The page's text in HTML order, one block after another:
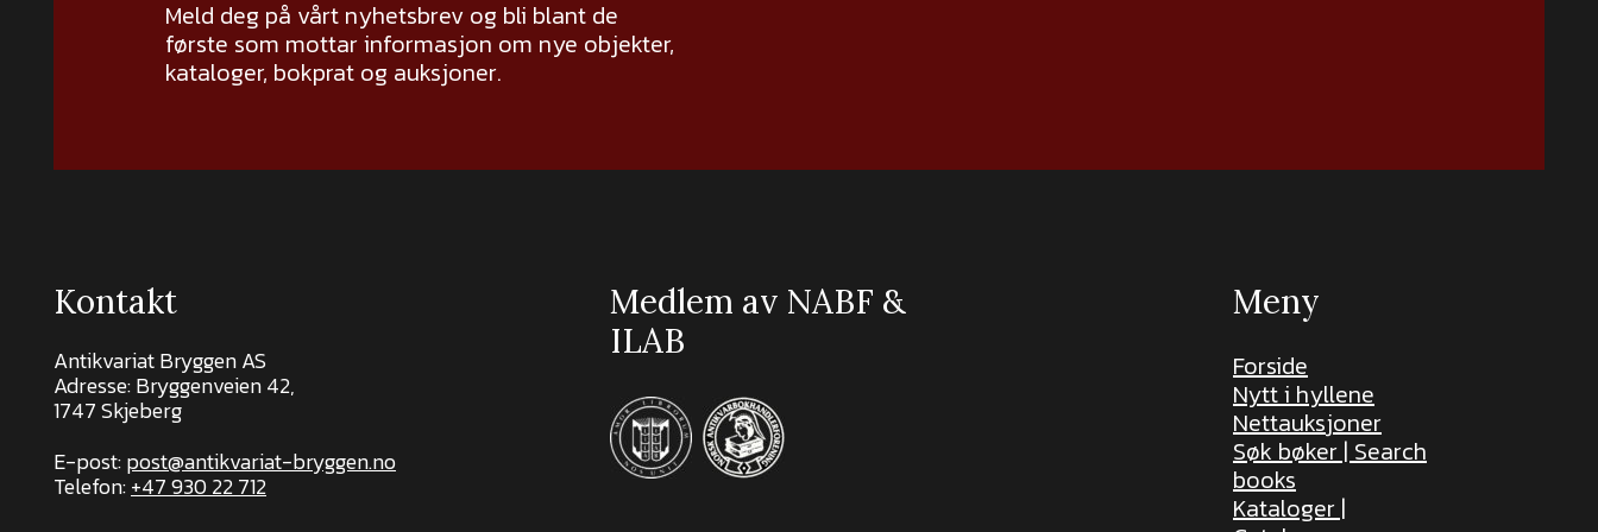
Meld deg på vårt nyhetsbrev og bli blant de
første som mottar informasjon om nye objekter,
kataloger, bokprat og auksjoner.
Kontakt
Antikvariat Bryggen AS
Adresse: Bryggenveien 42,
1747 Skjeberg
E-post:post@antikvariat-bryggen.no
Telefon:+47 930 22 712
Medlem av NABF &
ILAB
Meny
Forside
Nytt i hyllene
Nettauksjoner
Søk bøker | Search
books
Kataloger |